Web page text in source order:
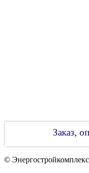
Заказ,
© Энергостройкомплекс